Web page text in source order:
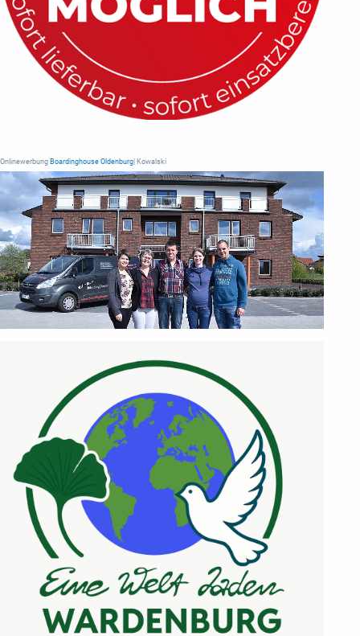
Onlinewerbung Boardinghouse Oldenburg | Kowalski